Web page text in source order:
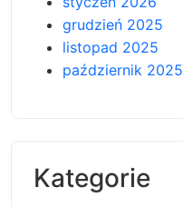
grudzień 2025
listopad 2025
październik 2025
Kategorie